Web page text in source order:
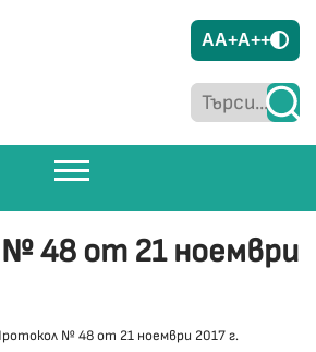
AA+A++
48 от 21 ноември
№ 48 от 21 ноември 2017 г.